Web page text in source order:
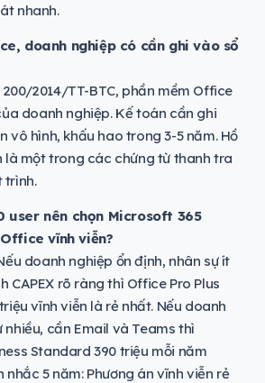
nhanh.
doanh nghiệp có cần ghi vào sổ
2014/TT-BTC, phần mềm Office
doanh nghiệp. Kế toán cần ghi
vô hình, khấu hao trong 3-5 năm. Hồ
là một trong các chứng từ thanh tra
trình.
user nên chọn Microsoft 365
vĩnh viễn?
doanh nghiệp ổn định, nhân sự ít
CAPEX rõ ràng thì Office Pro Plus
vĩnh viễn là rẻ nhất. Nếu doanh
nhiều, cần Email và Teams thì
Standard 390 triệu mỗi năm
nhắc 5 năm: Phương án vĩnh viễn rẻ